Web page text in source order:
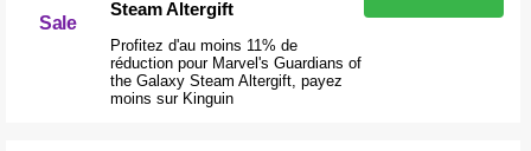
Sale
Steam Altergift
Profitez d'au moins 11% de
réduction pour Marvel's Guardians of
the Galaxy Steam Altergift, payez
moins sur Kinguin